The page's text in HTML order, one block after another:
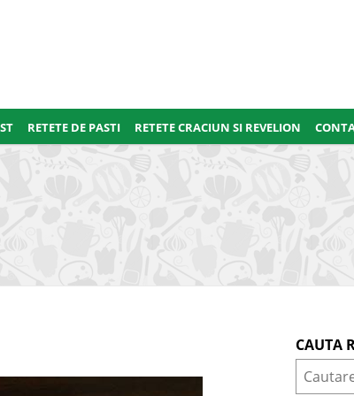
RETETE DE PASTI RETETE CRACIUN SI REVELION
CAUTA